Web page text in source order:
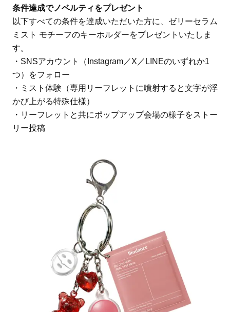
条件達成でノベルティをプレゼント
以下すべての条件を達成いただいた方に、ゼリーセラム
ミスト モチーフのキーホルダーをプレゼントいたしま
す。
・SNSアカウント（Instagram／X／LINEのいずれか1
つ）をフォロー
・ミスト体験（専用リーフレットに噴射すると文字が浮
かび上がる特殊仕様）
・リーフレットと共にポップアップ会場の様子をストー
リー投稿